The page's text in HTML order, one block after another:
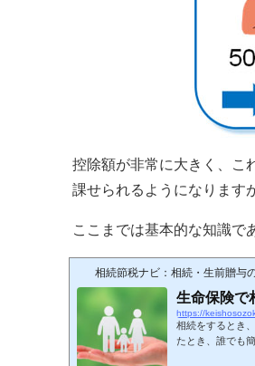
控除額が非常に大きく、こ
課せられるようになります
ここまでは基本的な知識で
相続節税ナビ：相続・生前贈与
生命保険で
https://
相続をするとき
たとき、誰でも